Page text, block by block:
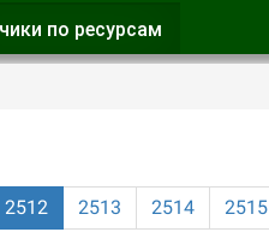
по ресурсам
вкладка)
2512 2513 2514 2515